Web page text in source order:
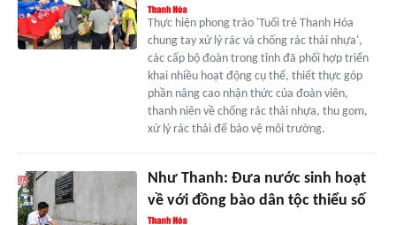
Thực hiện phong trào 'Tuổi trẻ Thanh Hóa
chung tay xử lý rác và chống rác thải nhựa',
các cấp bộ đoàn trong tỉnh đã phối hợp triển
khai nhiều hoạt động cụ thể, thiết thực góp
phần nâng cao nhận thức của đoàn viên,
thanh niên về chống rác thải nhựa, thu gom,
xử lý rác thải để bảo vệ môi trường.
Như Thanh: Đưa nước sinh hoạt
về với đồng bào dân tộc thiểu số